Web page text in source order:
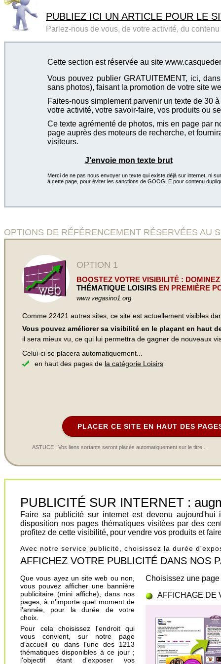
PUBLIEZ ICI UN ARTICLE POUR LE
Parlez-nous de vous, de votre activité, du
Cette section est réservée au site
Vous pouvez publier GRATUITEMENT, ici,
sans photos), faisant la promotion de votre site
Faites-nous simplement parvenir un texte de 30
votre activité, votre savoir-faire, vos produits ou
Ce texte agrémenté de photos, mis en page par
page auprès des moteurs de recherche, et
visiteurs.
J'envoie mon texte brut
Merci de ne pas nous envoyer un texte qui existe déjà sur internet, ni
à cette page, pour éviter les sanctions de GOOGLE pour contenu
OPTIONS DE RÉFÉRENCEMENT RÉSERVÉES AU
OPTION 1
BOOSTEZ VOTRE VISIBILITÉ :
THÉMATIQUE LOISIRS EN PREMIÈRE
www.vegasino1.org
Comme 22421 autres sites, ce site est actuellement visibles
Vous pouvez améliorer sa visibilité en le plaçant en haut
il sera mieux vu, ce qui lui permettra de gagner de nouveaux
Celui-ci se placera automatiquement...
en haut des pages de la catégorie Loisirs
PLACER CE SITE EN HAUT DES
ASTUCE : Vos liens sortants seront placés automatiquement sur le titre...
PUBLICITÉ SUR INTERNET :
Faire sa publicité sur internet est devenu
disposition nos pages thématiques visitées par des
profitez de cette visibilité, pour vendre vos produits et
Avec notre service publicité, choisissez la durée
AFFICHEZ VOTRE PUBLICITÉ DANS NOS
Que vous ayez un site web ou non,
vous pouvez afficher une bannière
publicitaire (mini affiche), dans nos
pages, à n'importe quel moment de
l'année, pour la durée de votre
choix.
Pour cela choisissez l'endroit qui
vous convient, sur notre page
d'accueil ou dans l'une des 1213
thématiques disponibles à ce jour ;
l'objectif étant d'exposer vos
Choisissez une
AFFICHAGE DE